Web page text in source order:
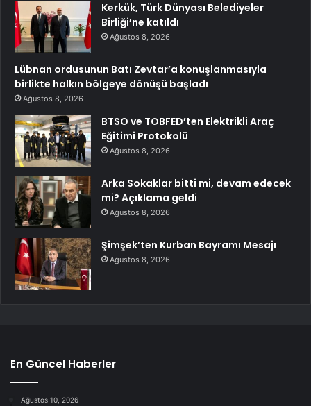
Kerkük, Türk Dünyası Belediyeler
Birliği’ne katıldı
Ağustos 8, 2026
Lübnan ordusunun Batı Zevtar’a konuşlanmasıyla
birlikte halkın bölgeye dönüşü başladı
Ağustos 8, 2026
BTSO ve TOBFED’ten Elektrikli Araç
Eğitimi Protokolü
Ağustos 8, 2026
Arka Sokaklar bitti mi, devam edecek
mi? Açıklama geldi
Ağustos 8, 2026
Şimşek’ten Kurban Bayramı Mesajı
Ağustos 8, 2026
En Güncel Haberler
Ağustos 10, 2026